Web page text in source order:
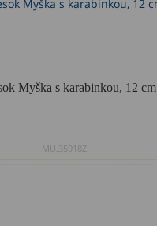
Myška s karabinkou, 12 cm
MU.35918Z